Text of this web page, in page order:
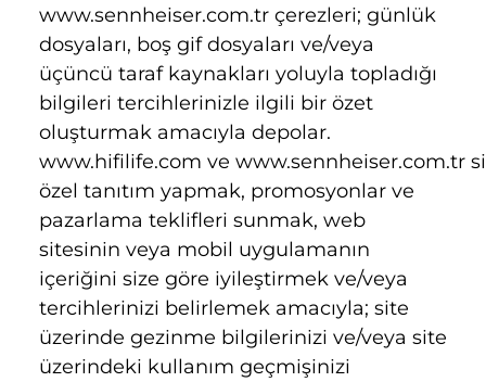
www.sennheiser.com.tr çerezleri; günlük
dosyaları, boş gif dosyaları ve/veya
üçüncü taraf kaynakları yoluyla topladığı
bilgileri tercihlerinizle ilgili bir özet
oluşturmak amacıyla depolar.
www.hifilife.com ve www.sennheiser.com.tr
özel tanıtım yapmak, promosyonlar ve
pazarlama teklifleri sunmak, web
sitesinin veya mobil uygulamanın
içeriğini size göre iyileştirmek ve/veya
tercihlerinizi belirlemek amacıyla; site
üzerinde gezinme bilgilerinizi ve/veya site
üzerindeki kullanım geçmişinizi